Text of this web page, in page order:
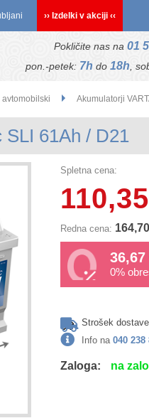
›› Izdelki v akciji ‹‹
Pokličite nas na 01
pon.-petek: 7h do 18h ,
Akumulatorji
61Ah / D21
Spletna cena:
Redna cena:
36,67
0%
Strošek
Info na 040 238
Zaloga: na